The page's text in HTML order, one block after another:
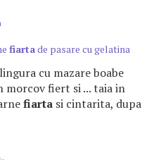
fiartade pasare cu gelatina
cu mazare boabe
morcov fiert si ... taia in
fiarta si cintarita, dupa